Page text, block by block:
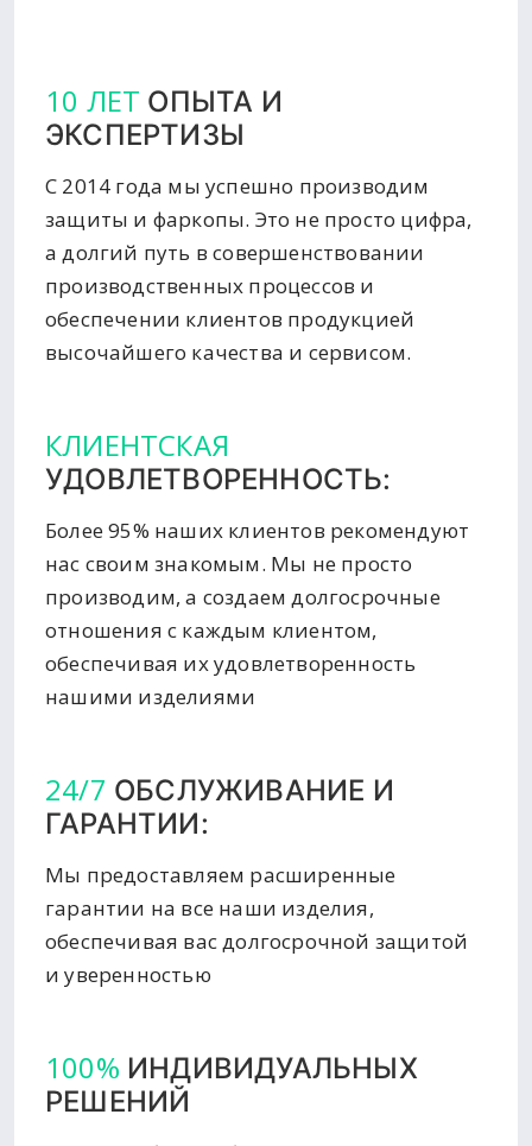
10 ЛЕТ ОПЫТА И
ЭКСПЕРТИЗЫ
С 2014 года мы успешно производим
защиты и фаркопы. Это не просто цифра,
а долгий путь в совершенствовании
производственных процессов и
обеспечении клиентов продукцией
высочайшего качества и сервисом.
КЛИЕНТСКАЯ
УДОВЛЕТВОРЕННОСТЬ:
Более 95% наших клиентов рекомендуют
нас своим знакомым. Мы не просто
производим, а создаем долгосрочные
отношения с каждым клиентом,
обеспечивая их удовлетворенность
нашими изделиями
24/7 ОБСЛУЖИВАНИЕ И
ГАРАНТИИ:
Мы предоставляем расширенные
гарантии на все наши изделия,
обеспечивая вас долгосрочной защитой
и уверенностью
100% ИНДИВИДУАЛЬНЫХ
РЕШЕНИЙ